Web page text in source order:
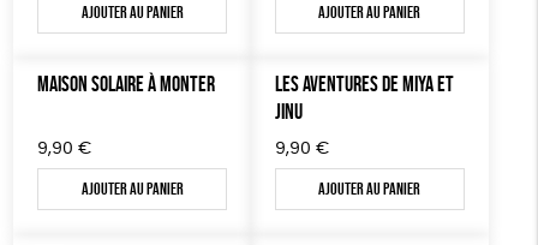
Ajouter au panier Ajouter au panier
MAISON SOLAIRE À MONTER
9,90 €
Ajouter au panier
LES AVENTURES DE MIYA ET
JINU
9,90 €
Ajouter au panier